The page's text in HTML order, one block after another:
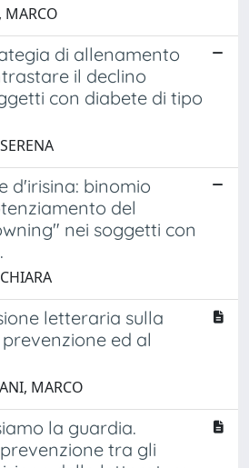
di allenamento
il declino
con diabete di tipo
d'irisina: binomio
del
nei soggetti con
letteraria sulla
ed al
MARCO
la guardia.
tra gli